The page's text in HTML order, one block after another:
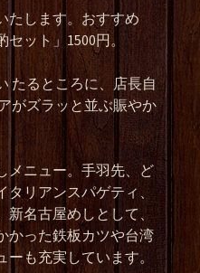
たします。おすすめ
ット」1500円。
たるところに、店長自
がズラッと並ぶ賑やか
メニュー。手羽先、ど
タリアンスパゲティ、
新名古屋めしとして、
かった鉄板カツや台湾
も充実しています。